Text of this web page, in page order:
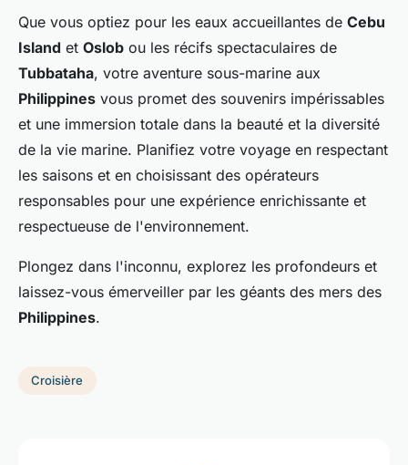
Que vous optiez pour les eaux accueillantes de Cebu
Island et Oslob ou les récifs spectaculaires de
Tubbataha, votre aventure sous-marine aux
Philippines vous promet des souvenirs impérissables
et une immersion totale dans la beauté et la diversité
de la vie marine. Planifiez votre voyage en respectant
les saisons et en choisissant des opérateurs
responsables pour une expérience enrichissante et
respectueuse de l'environnement.
Plongez dans l'inconnu, explorez les profondeurs et
laissez-vous émerveiller par les géants des mers des
Philippines.
Croisière